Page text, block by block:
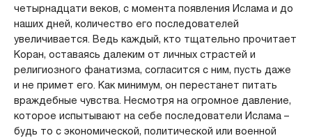
четырнадцати веков, с момента появления Ислама и до
наших дней, количество его последователей
увеличивается. Ведь каждый, кто тщательно прочитает
Коран, оставаясь далеким от личных страстей и
религиозного фанатизма, согласится с ним, пусть даже
и не примет его. Как минимум, он перестанет питать
враждебные чувства. Несмотря на огромное давление,
которое испытывают на себе последователи Ислама –
будь то с экономической, политической или военной